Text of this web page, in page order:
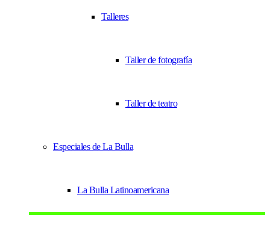
Talleres
Taller de fotografía
Taller de teatro
Especiales de La Bulla
La Bulla Latinoamericana